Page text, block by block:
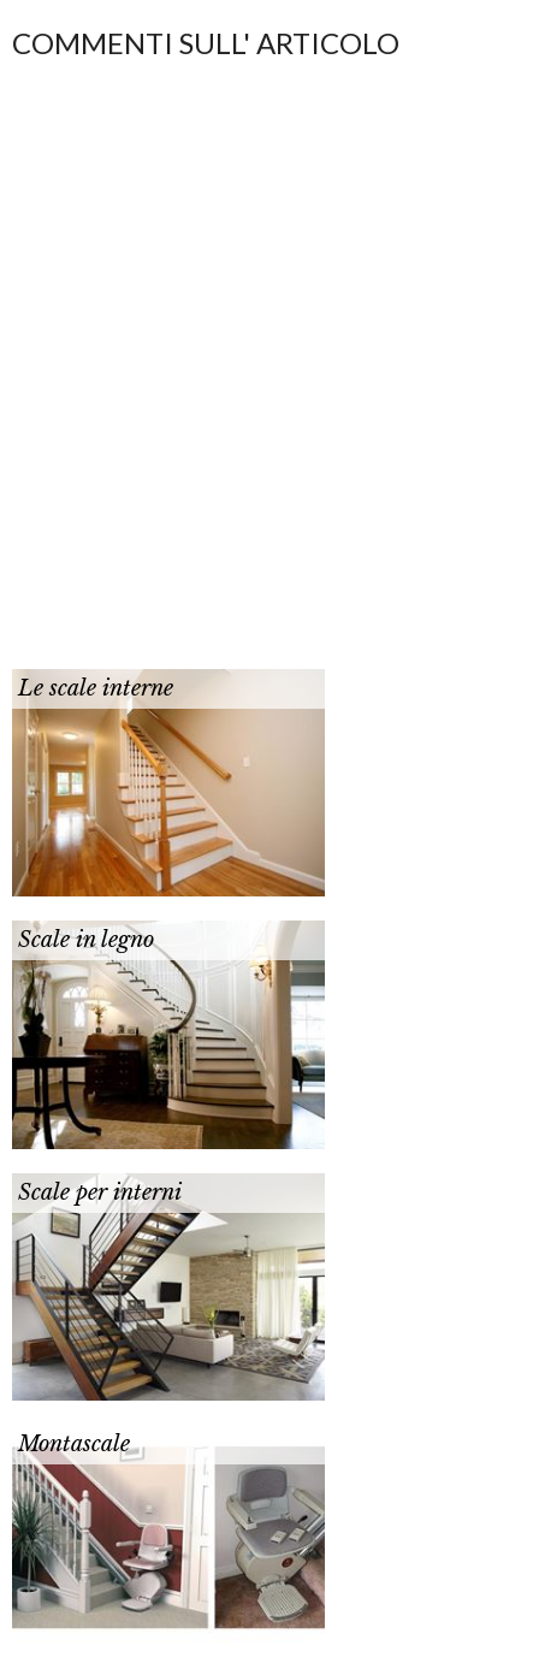
COMMENTI SULL' ARTICOLO
Le scale interne
Scale in legno
Scale per interni
Montascale